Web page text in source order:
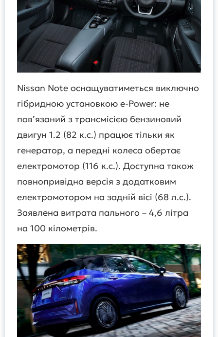
Nissan Note оснащуватиметься виключно
гібридною установкою e-Power: не
пов’язаний з трансмісією бензиновий
двигун 1.2 (82 к.с.) працює тільки як
генератор, а передні колеса обертає
електромотор (116 к.с.). Доступна також
повнопривідна версія з додатковим
електромотором на задній вісі (68 л.с.).
Заявлена витрата пального – 4,6 літра
на 100 кілометрів.